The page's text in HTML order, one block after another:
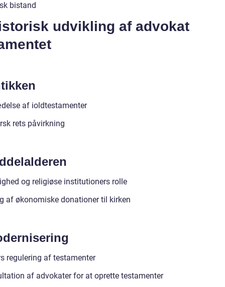
bistand
udvikling af advokat
af ioldtestamenter
rets påvirkning
og religiøse institutioners rolle
af økonomiske donationer til kirken
regulering af testamenter
af advokater for at oprette testamenter